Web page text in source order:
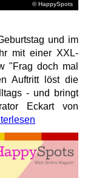
© HappySpots
und im
mit einer XXL-
"Frag doch mal
Auftritt löst die
- und bringt
Eckart von